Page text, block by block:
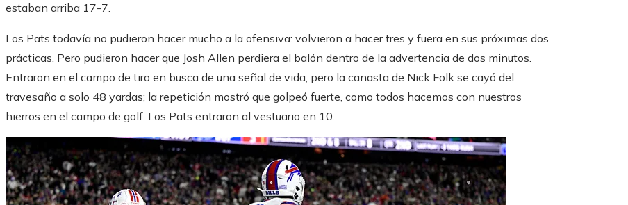
estaban arriba 17-7.
Los Pats todavía no pudieron hacer mucho a la ofensiva: volvieron a hacer tres y fuera en sus próximas dos
prácticas. Pero pudieron hacer que Josh Allen perdiera el balón dentro de la advertencia de dos minutos.
Entraron en el campo de tiro en busca de una señal de vida, pero la canasta de Nick Folk se cayó del
travesaño a solo 48 yardas; la repetición mostró que golpeó fuerte, como todos hacemos con nuestros
hierros en el campo de golf. Los Pats entraron al vestuario en 10.